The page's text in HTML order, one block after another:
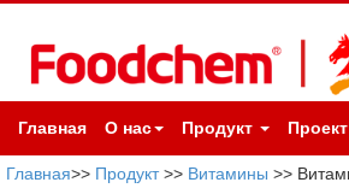
Главная О нас Продукт Проект
Главная>> Продукт>> Витамины >>